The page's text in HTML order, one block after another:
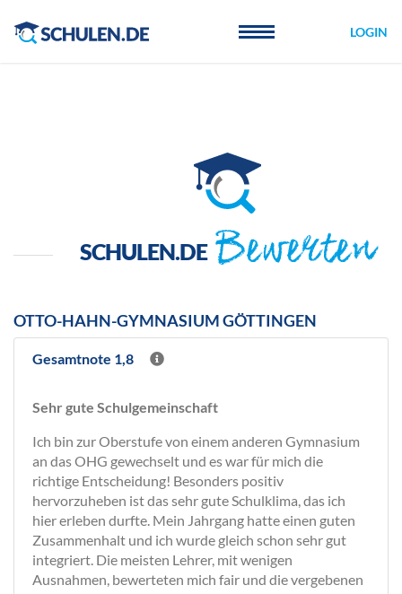
LOGIN
SCHULEN.DE Bewerten
OTTO-HAHN-GYMNASIUM GÖTTINGEN
Gesamtnote 1,8
Sehr gute Schulgemeinschaft
Ich bin zur Oberstufe von einem anderen Gymnasium
an das OHG gewechselt und es war für mich die
richtige Entscheidung! Besonders positiv
hervorzuheben ist das sehr gute Schulklima, das ich
hier erleben durfte. Mein Jahrgang hatte einen guten
Zusammenhalt und ich wurde gleich schon sehr gut
integriert. Die meisten Lehrer, mit wenigen
Ausnahmen, bewerteten mich fair und die vergebenen